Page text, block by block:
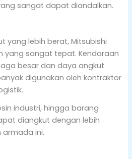
sangat dapat diandalkan.
yang lebih berat, Mitsubishi
yang sangat tepat. Kendaraan
besar dan daya angkut
digunakan oleh kontraktor
industri, hingga barang
diangkut dengan lebih
ini.